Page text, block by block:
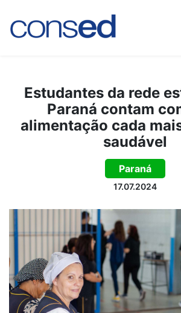
Estudantes da rede
Paraná contam
alimentação cada
saudável
Paraná
17.07.2024